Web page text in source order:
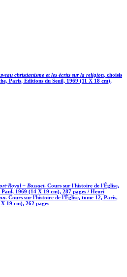
christianisme et les écrits sur la religion, choisis
Paris, Éditions du Seuil, 1969 (11 X 18 cm),
Royal – Bossuet. Cours sur l'histoire de l'Église,
1969 (14 X 19 cm), 287 pages / Henri
. Cours sur l'histoire de l'Église, tome 12, Paris,
19 cm), 262 pages